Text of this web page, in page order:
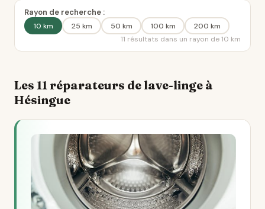
Rayon de recherche :
10 km 25 km 50 km 100 km
200 km
11 résultats dans un rayon de 10 km
Les 11 réparateurs de lave-linge à
Hésingue